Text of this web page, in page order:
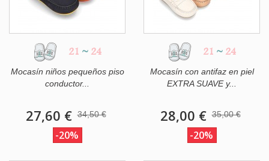
21 ~ 24
Mocasín niños pequeños piso
conductor...
27,60 € 34,50 €
-20%
21 ~ 24
Mocasín con antifaz en piel
EXTRA SUAVE y...
28,00 € 35,00 €
-20%